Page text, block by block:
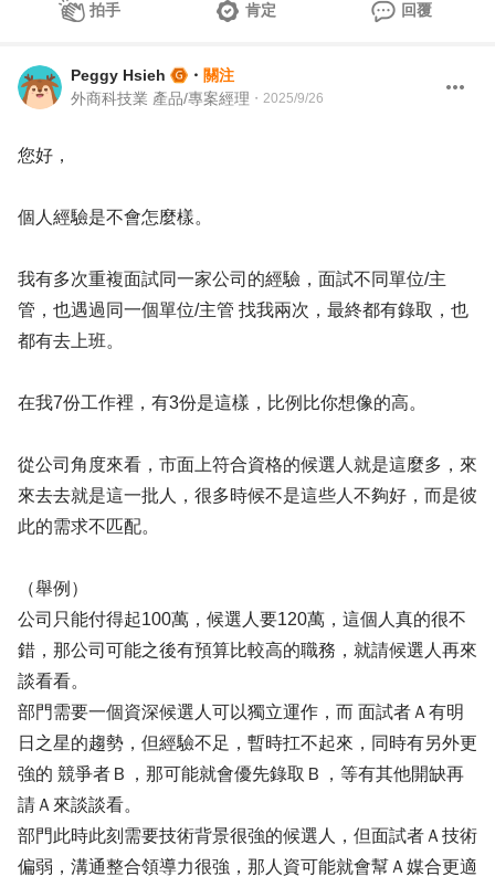
拍手 肯定 回覆
Peggy Hsieh ・ 關注
外商科技業 產品/專案經理 ・ 2025/9/26
您好，
個人經驗是不會怎麼樣。
我有多次重複面試同一家公司的經驗，面試不同單位/主
管，也遇過同一個單位/主管 找我兩次，最終都有錄取，也
都有去上班。
在我7份工作裡，有3份是這樣，比例比你想像的高。
從公司角度來看，市面上符合資格的候選人就是這麼多，來
來去去就是這一批人，很多時候不是這些人不夠好，而是彼
此的需求不匹配。
（舉例）
公司只能付得起100萬，候選人要120萬，這個人真的很不
錯，那公司可能之後有預算比較高的職務，就請候選人再來
談看看。
部門需要一個資深候選人可以獨立運作，而 面試者Ａ有明
日之星的趨勢，但經驗不足，暫時扛不起來，同時有另外更
強的 競爭者Ｂ，那可能就會優先錄取Ｂ，等有其他開缺再
請Ａ來談談看。
部門此時此刻需要技術背景很強的候選人，但面試者Ａ技術
偏弱，溝通整合領導力很強，那人資可能就會幫Ａ媒合更適